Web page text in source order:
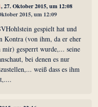
, 27. Oktober 2015, um 12:08
2015, um 12:09
gespielt hat und
Kontra (von ihm, da er eher
gesperrt wurde,... seine
bei denen es nur
weiß dass es ihm